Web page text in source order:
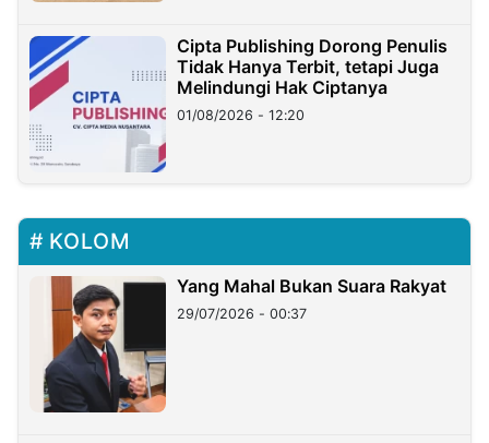
Cipta Publishing Dorong Penulis
Tidak Hanya Terbit, tetapi Juga
Melindungi Hak Ciptanya
01/08/2026 - 12:20
KOLOM
Yang Mahal Bukan Suara Rakyat
29/07/2026 - 00:37